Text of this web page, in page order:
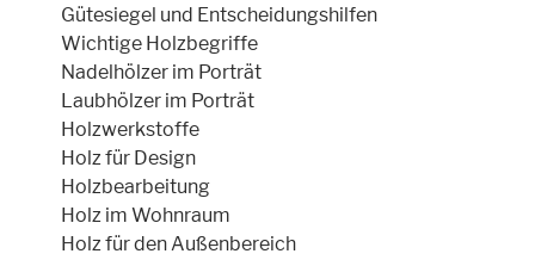
Gütesiegel und Entscheidungshilfen
Wichtige Holzbegriffe
Nadelhölzer im Porträt
Laubhölzer im Porträt
Holzwerkstoffe
Holz für Design
Holzbearbeitung
Holz im Wohnraum
Holz für den Außenbereich